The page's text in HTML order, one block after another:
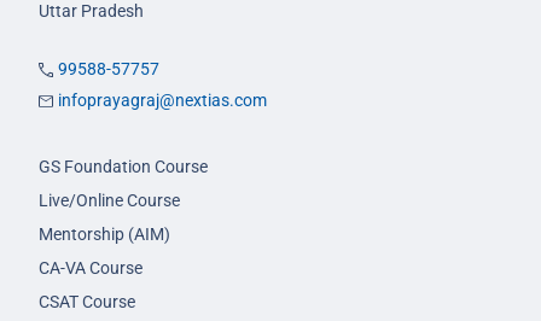
Uttar Pradesh
99588-57757
infoprayagraj@nextias.com
GS Foundation Course
Live/Online Course
Mentorship (AIM)
CA-VA Course
CSAT Course